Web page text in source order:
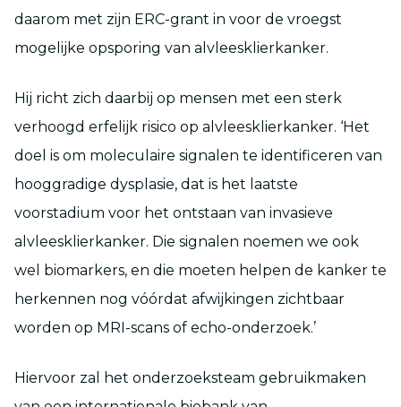
daarom met zijn ERC-grant in voor de vroegst
mogelijke opsporing van alvleesklierkanker.
Hij richt zich daarbij op mensen met een sterk
verhoogd erfelijk risico op alvleesklierkanker. ‘Het
doel is om moleculaire signalen te identificeren van
hooggradige dysplasie, dat is het laatste
voorstadium voor het ontstaan van invasieve
alvleesklierkanker. Die signalen noemen we ook
wel biomarkers, en die moeten helpen de kanker te
herkennen nog vóórdat afwijkingen zichtbaar
worden op MRI-scans of echo-onderzoek.’
Hiervoor zal het onderzoeksteam gebruikmaken